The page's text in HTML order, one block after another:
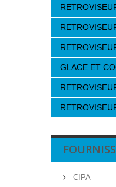
GLACE ET
CIPA